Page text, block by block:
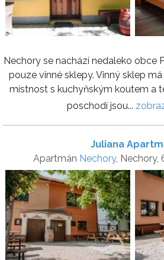
Nechory se nachází nedaleko obce
pouze vinné sklepy. Vinný sklep
místnost s kuchyňským koutem a
poschodí jsou...
Juliana
Apartmán Nechory, Nechory,